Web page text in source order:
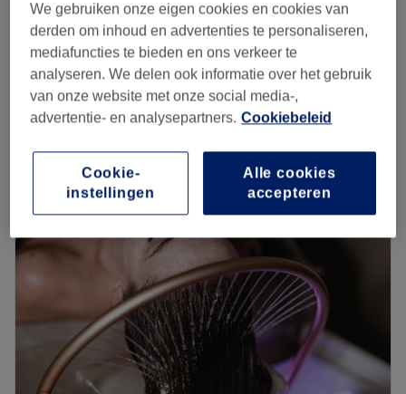
Manucure simple
30 min
Manucure russe
35 min
€30
Kort overzicht salongegevens
Dinsdag
10:00–20:00
08:00
Vrijdag
10:00–20:00
Gesloten
Bienvenue chez Studio by Zey 🤍
Zeyna, esthéticienne passionnée, vous accueille dans un
espace chaleureux et élégant dédié à la beauté et au
We gebruiken onze eigen cookies en cookies van
derden om inhoud en advertenties te personaliseren,
mediafuncties te bieden en ons verkeer te
analyseren. We delen ook informatie over het gebruik
van onze website met onze social media-,
advertentie- en analysepartners. Cookiebeleid
Alle cookies
accepteren
Cookie-
instellingen